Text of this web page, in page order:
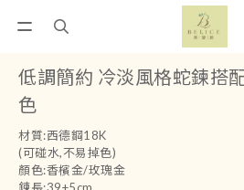
低調簡約 冷淡風格蛇鍊搭
色
材質:西德鋼18K
(可碰水,不易掉色)
顏色:香檳金/玫瑰金